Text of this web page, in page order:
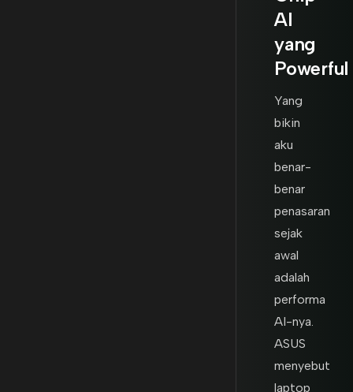
AI
yang
Powerful
Yang
bikin
aku
benar-
benar
penasaran
sejak
awal
adalah
performa
AI-nya.
ASUS
menyebut
laptop